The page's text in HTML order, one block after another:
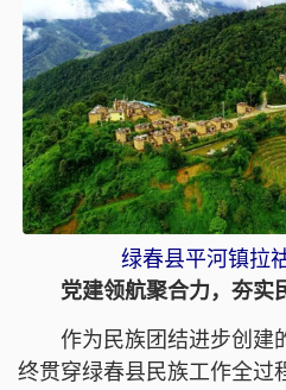
绿春县平河镇拉
党建领航聚合力，夯实
作为民族团结进步创建
终贯穿绿春县 民族工作全过